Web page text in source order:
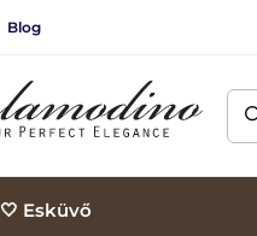
Blog
🤍 Esküvő